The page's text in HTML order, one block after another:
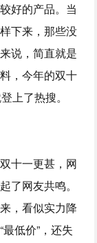
好的产品。当
下来，那些没
说，简直就是
，今年的双十
上了热搜。
十一更甚，网
了网友共鸣。
，看似实力降
低价”，还失